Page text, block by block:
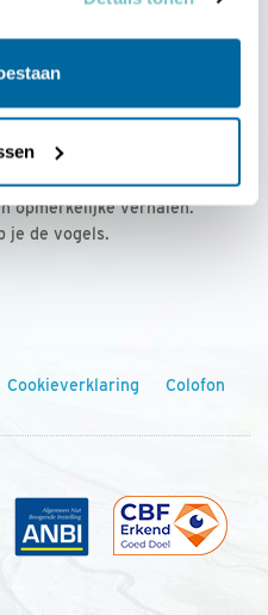
€ 36,00 per jaar
onze leden, met
opmerkelijke verhalen.
je de vogels.
Cookieverklaring Colofon